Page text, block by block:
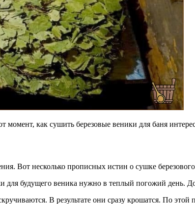
как сушить березовые веники для баня
Вот несколько прописных истин о сушке
для будущего веника нужно в теплый погожий день.
В результате они сразу крошатся. По этой